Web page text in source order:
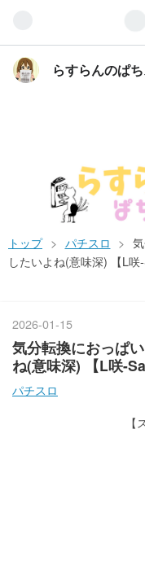
らすらんのぱ
トップ > パチスロ >
したいよね(意味深) 【L咲
2026-01-15
気分転換におっぱ
ね(意味深) 【L咲-
パチスロ
【